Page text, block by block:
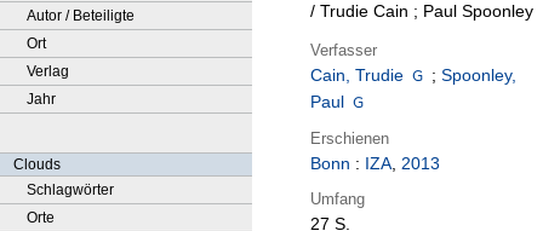
Autor / Beteiligte
Ort
Verlag
Jahr
Clouds
Schlagwörter
Orte
/ Trudie Cain ; Paul Spoonley
Verfasser
Cain, Trudie ; Spoonley,
Paul
Erschienen
Bonn : IZA, 2013
Umfang
27 S.